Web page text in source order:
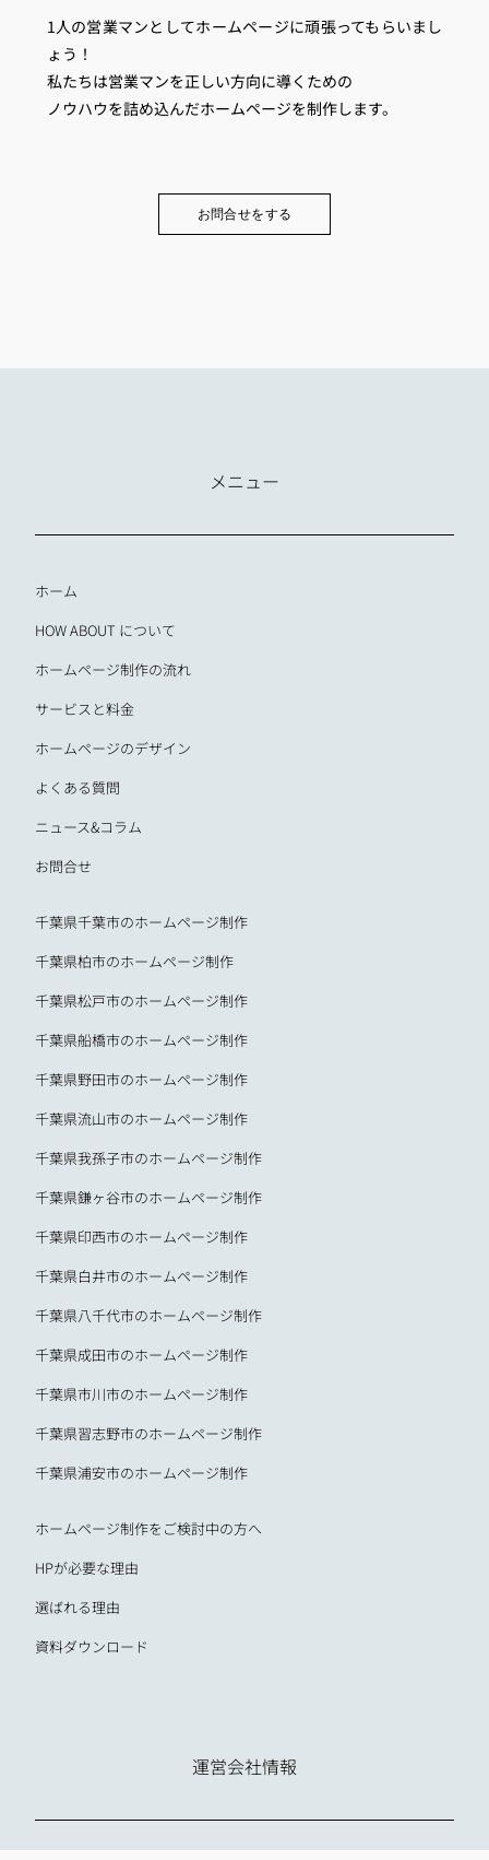
1人の営業マンとしてホームページに頑張ってもらいまし
ょう！
私たちは営業マンを正しい方向に導くための
ノウハウを詰め込んだホームページを制作します。
お問合せをする
メニュー
ホーム
HOW ABOUT について
ホームページ制作の流れ
サービスと料金
ホームページのデザイン
よくある質問
ニュース&コラム
お問合せ
千葉県千葉市のホームページ制作
千葉県柏市のホームページ制作
千葉県松戸市のホームページ制作
千葉県船橋市のホームページ制作
千葉県野田市のホームページ制作
千葉県流山市のホームページ制作
千葉県我孫子市のホームページ制作
千葉県鎌ヶ谷市のホームページ制作
千葉県印西市のホームページ制作
千葉県白井市のホームページ制作
千葉県八千代市のホームページ制作
千葉県成田市のホームページ制作
千葉県市川市のホームページ制作
千葉県習志野市のホームページ制作
千葉県浦安市のホームページ制作
ホームページ制作をご検討中の方へ
HPが必要な理由
選ばれる理由
資料ダウンロード
運営会社情報